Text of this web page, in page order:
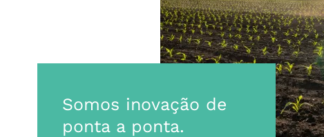
Somos inovação de
ponta a ponta.